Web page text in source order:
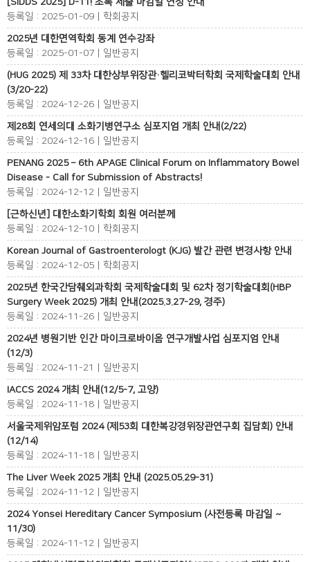
등록일 : 2025-01-09 | 학회공지
2025년 대한면역학회 동계 연수강좌
등록일 : 2025-01-07 | 일반공지
(HUG 2025) 제 33차 대한상부위장관·헬리코박터학회 국제학술대회 안내
(3/20-22)
등록일 : 2024-12-26 | 일반공지
제28회 연세의대 소화기병연구소 심포지엄 개최 안내(2/22)
등록일 : 2024-12-16 | 일반공지
PENANG 2025 – 6th APAGE Clinical Forum on Inflammatory Bowel
Disease - Call for Submission of Abstracts!
등록일 : 2024-12-12 | 일반공지
[근하신년] 대한소화기학회 회원 여러분께
등록일 : 2024-12-10 | 학회공지
Korean Journal of Gastroenterologt (KJG) 발간 관련 변경사항 안내
등록일 : 2024-12-05 | 학회공지
2025년 한국간담췌외과학회 국제학술대회 및 62차 정기학술대회(HBP
Surgery Week 2025) 개최 안내(2025.3.27-29, 경주)
등록일 : 2024-11-26 | 일반공지
2024년 병원기반 인간 마이크로바이옴 연구개발사업 심포지엄 안내
(12/3)
등록일 : 2024-11-21 | 일반공지
IACCS 2024 개최 안내(12/5-7, 고양)
등록일 : 2024-11-18 | 일반공지
서울국제위암포럼 2024 (제53회 대한복강경위장관연구회 집담회) 안내
(12/14)
등록일 : 2024-11-18 | 일반공지
The Liver Week 2025 개최 안내 (2025.05.29-31)
등록일 : 2024-11-12 | 일반공지
2024 Yonsei Hereditary Cancer Symposium (사전등록 마감일 ~
11/30)
등록일 : 2024-11-12 | 일반공지